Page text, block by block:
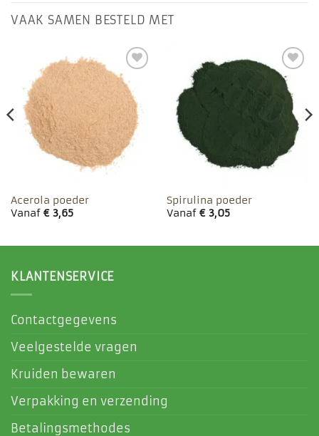
VAAK SAMEN BESTELD MET
Toevoegen
aan
favorieten
Acerola poeder
Vanaf €3,65
Toevoegen
favorieten
Spirulina poeder
Vanaf €3,05
KLANTENSERVICE
Contactgegevens
Veelgestelde vragen
Kruiden bewaren
Verpakking en verzending
Betalingsmethodes